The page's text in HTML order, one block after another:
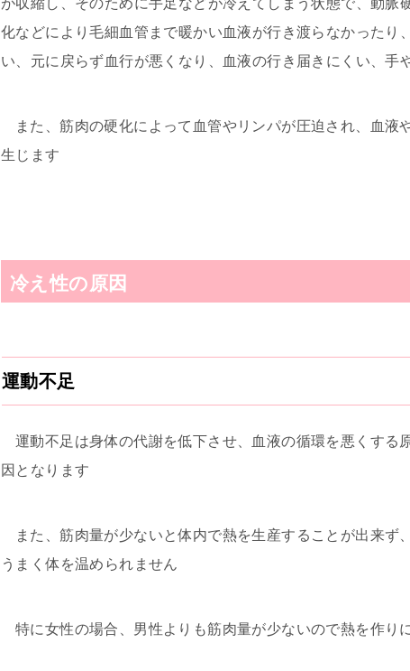
化などにより毛細血管まで暖かい血液が行き渡らなかったり
い、元に戻らず血行が悪くなり、血液の行き届きにくい、手
また、筋肉の硬化によって血管やリンパが圧迫され、血
生じます
冷え性の原因
運動不足
運動不足は身体の代謝を低下させ、血液の循環を悪くする
因となります
また、筋肉量が少ないと体内で熱を生産することが出来ず
うまく体を温められません
特に女性の場合、男性よりも筋肉量が少ないので熱を作り